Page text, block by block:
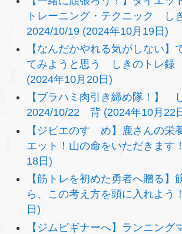
トレーニング・テクニック し
2024/10/19 (2024年10月19日)
【なんだかやれる気がしない】
てみようと思う しきのトレ録
(2024年10月20日)
【ブラハミ肉引き締め隊！】
2024/10/22 背 (2024年10月22
【ジビエのすゝめ】鹿さんの栄
エット！山の命をいただきます
18日)
【筋トレを初めた勇者へ贈る】
ら、この考え方を頭に入れよう
日)
【ジムビギナーへ】ランニング